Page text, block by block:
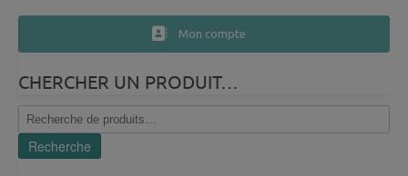
Mon compte
CHERCHER UN PRODUIT…
Recherche
pour :
Recherche